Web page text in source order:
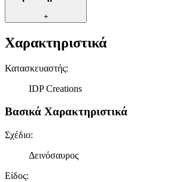
+
Χαρακτηριστικά
Κατασκευαστής:
IDP Creations
Βασικά Χαρακτηριστικά
Σχέδιο:
Δεινόσαυρος
Είδος: